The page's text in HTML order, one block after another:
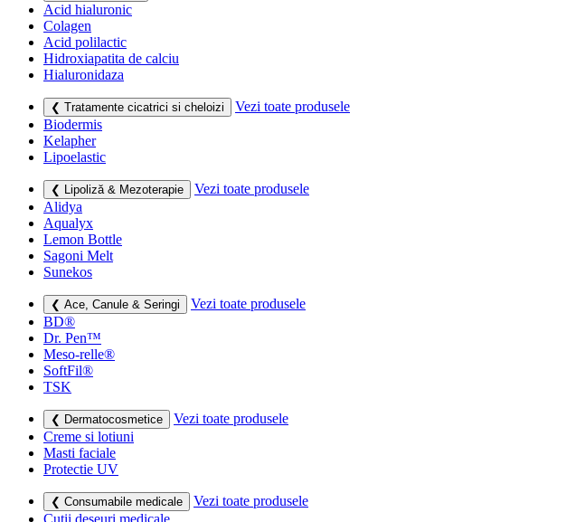
Acid hialuronic
Colagen
Acid polilactic
Hidroxiapatita de calciu
Hialuronidaza
❮ Tratamente cicatrici si cheloizi
Vezi toate produsele
Biodermis
Kelapher
Lipoelastic
❮ Lipoliză & Mezoterapie
Vezi toate produsele
Alidya
Aqualyx
Lemon Bottle
Sagoni Melt
Sunekos
❮ Ace, Canule & Seringi
Vezi toate produsele
BD®
Dr. Pen™
Meso-relle®
SoftFil®
TSK
❮ Dermatocosmetice
Vezi toate produsele
Creme si lotiuni
Masti faciale
Protectie UV
❮ Consumabile medicale
Vezi toate produsele
Cutii deșeuri medicale